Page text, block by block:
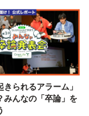
きられるアラーム」
みんなの「卒論」を